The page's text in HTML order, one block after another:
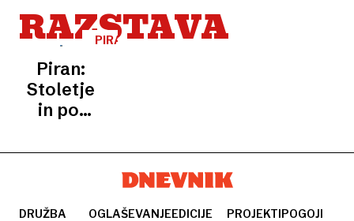
RAZSTAVA
PIRAN
Piran:
Stoletje
in pol
DRUŽBA
OGLAŠEVANJEEDICIJE
PROJEKTIPOGOJI